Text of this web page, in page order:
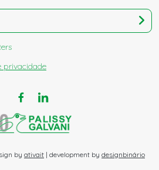
privacidade
by ativait | development by designbinário